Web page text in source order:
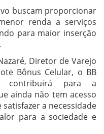
buscam proporcionar
renda a serviços
para maior inserção
Diretor de Varejo
Bônus Celular, o BB
contribuirá para a
ainda não tem acesso
a necessidade
para a sociedade e